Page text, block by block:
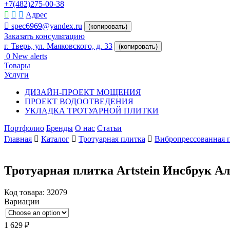
+7(482)275-00-38
Адрес
spec6969@yandex.ru
(копировать)
Заказать консультацию
г. Тверь, ул. Маяковского, д. 33
(копировать)
0 New alerts
Товары
Услуги
ДИЗАЙН-ПРОЕКТ МОЩЕНИЯ
ПРОЕКТ ВОДООТВЕДЕНИЯ
УКЛАДКА ТРОТУАРНОЙ ПЛИТКИ
Портфолио Бренды О нас Статьи
Главная
Каталог Тротуарная плитка Вибропрессованная
Тротуарная плитка Artstein Инсбрук
Код товара: 32079
Вариации
1 629 ₽